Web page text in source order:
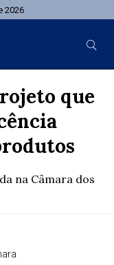
2026
que
na Câmara dos